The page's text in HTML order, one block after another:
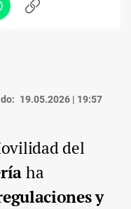
Copiar
19.05.2026 | 19:57
del
ha
y